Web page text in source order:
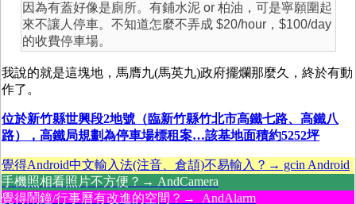
因為有蓋好像是廁所。有鋪水泥 or 柏油，可是寧願圍起
來不讓人停車。不知道怎麼不弄成 $20/hour，$100/day
的收費停車場。
我說的就是這塊地，馬膺九(馬英九)政府擺爛那麼久，終於有動
作了。
位於新竹縣世興段2地號（臨新竹縣竹北市高鐵七路、高鐵八
路），高鐵局規劃為停車場標租案…該基地面積約5252坪
覺得Android中文輸入法(注音、倉頡)不易輸入？→ gcin Android
手機照相看照片不方便？→ AndCamera
覺得鬧鐘/行事曆有改進的空間？→ AndAlarm